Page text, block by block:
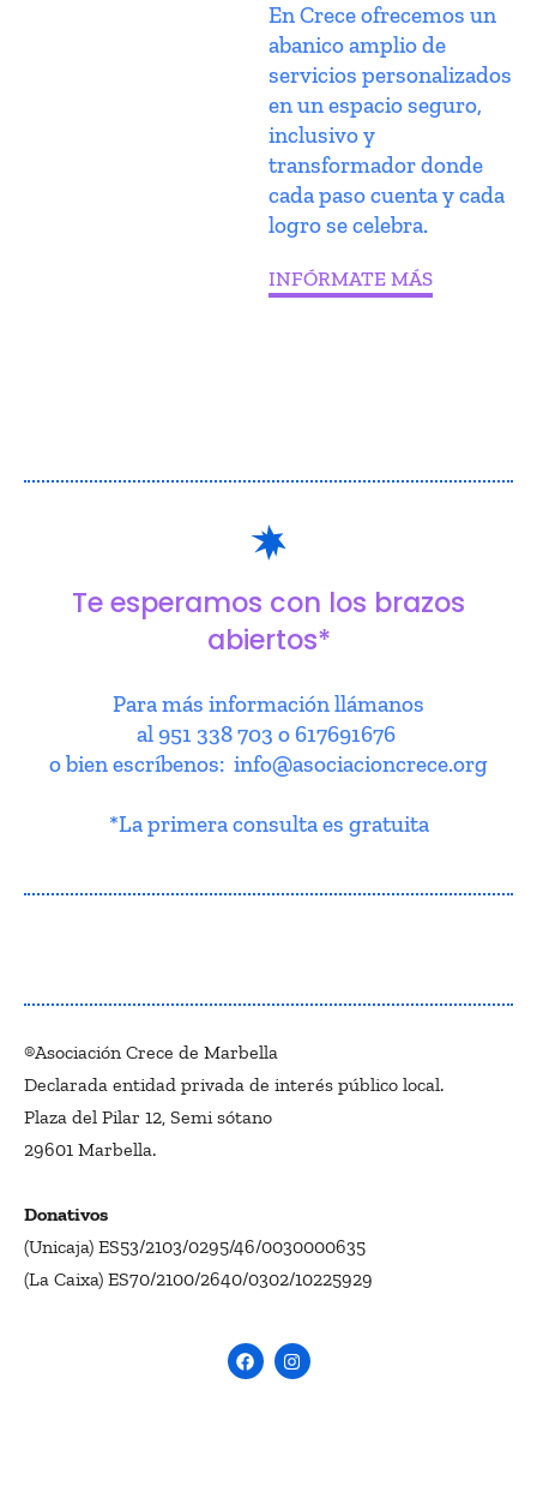
En Crece ofrecemos un
abanico amplio de
servicios personalizados
en un espacio seguro,
inclusivo y
transformador donde
cada paso cuenta y cada
logro se celebra.
INFÓRMATE MÁS
Te esperamos con los brazos
abiertos*
Para más información llámanos
al 951 338 703 o 617691676
o bien escríbenos: info@asociacioncrece.org
*La primera consulta es gratuita
®Asociación Crece de Marbella
Declarada entidad privada de interés público local.
Plaza del Pilar 12, Semi sótano
29601 Marbella.
Donativos
(Unicaja) ES53/2103/0295/46/0030000635
(La Caixa) ES70/2100/2640/0302/10225929